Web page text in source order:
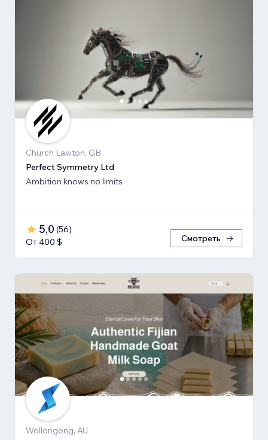
Church Lawton, GB
Perfect Symmetry Ltd
Ambition knows no limits
5,0 (56)
От 400 $
Смотреть
Wollongong, AU